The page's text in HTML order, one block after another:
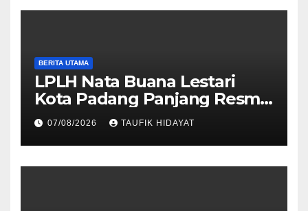
BERITA UTAMA
LPLH Nata Buana Lestari
Kota Padang Panjang Resmi
Dilantik, Diharapkan Perkuat
Sinergi Pelestarian
Lingkungan
07/08/2026 TAUFIK HIDAYAT